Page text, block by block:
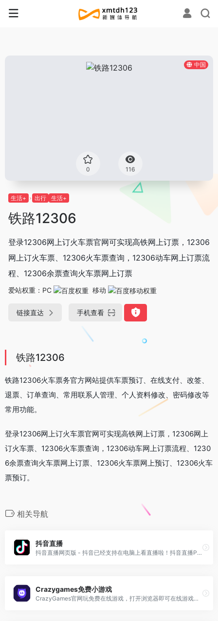
中国
0 116
生活+ 出行 生活+
铁路12306
登录12306网上订火车票官网可实现高铁网上订票，12306
网上订火车票、12306火车票查询，12306动车网上订票流
程、12306余票查询火车票网上订票
爱站权重： PC 移动
链接直达 手机查看
铁路12306
铁路12306火车票务官方网站提供车票预订、在线支付、改签、
退票、订单查询、常用联系人管理、个人资料修改、密码修改等
常用功能。
登录12306网上订火车票官网可实现高铁网上订票，12306网上
订火车票、12306火车票查询，12306动车网上订票流程、1230
6余票查询火车票网上订票、12306火车票网上预订、12306火车
票预订。
相关导航
抖音直播
抖音直播网页版 - 抖音已经支持在电脑上看直播啦！抖音直播PC版已支持热门网络游戏、棋牌游戏、单机游戏的直播内容。抖音-记录美好生活的视频平台
Crazygames免费小游戏
CrazyGames官网玩免费在线游戏，打开浏览器即可在线游戏，在这里你可以找到大量想玩的小游戏，手机端和pc端都可以访问，没有任何限制，点开即玩。